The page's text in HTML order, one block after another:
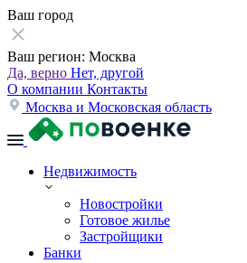
Ваш город
Ваш регион: Москва
Да, верно Нет, другой
О компании Контакты
Москва и Московская область
Недвижимость
Новостройки
Готовое жилье
Застройщики
Банки